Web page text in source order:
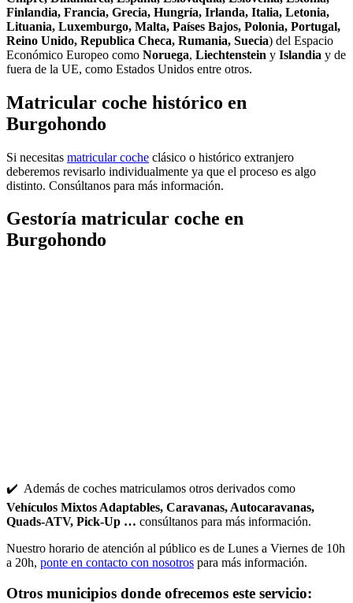
Finlandia, Francia, Grecia, Hungría, Irlanda, Italia, Letonia,
Lituania, Luxemburgo, Malta, Países Bajos, Polonia, Portugal,
Reino Unido, Republica Checa, Rumania, Suecia) del Espacio
Económico Europeo como Noruega, Liechtenstein y Islandia y de
fuera de la UE, como Estados Unidos entre otros.
Matricular coche histórico en
Burgohondo
Si necesitas matricular coche clásico o histórico extranjero
deberemos revisarlo individualmente ya que el proceso es algo
distinto. Consúltanos para más información.
Gestoría matricular coche en
Burgohondo
✔️ Además de coches matriculamos otros derivados como
Vehículos Mixtos Adaptables, Caravanas, Autocaravanas,
Quads-ATV, Pick-Up … consúltanos para más información.
Nuestro horario de atención al público es de Lunes a Viernes de 10h
a 20h, ponte en contacto con nosotros para más información.
Otros municipios donde ofrecemos este servicio: